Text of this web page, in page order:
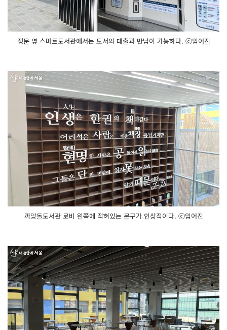
정문 옆 스마트도서관에서는 도서의 대출과 반납이 가능하다. ⓒ임어진
까망돌도서관 로비 왼쪽에 적혀있는 문구가 인상적이다. ⓒ임어진